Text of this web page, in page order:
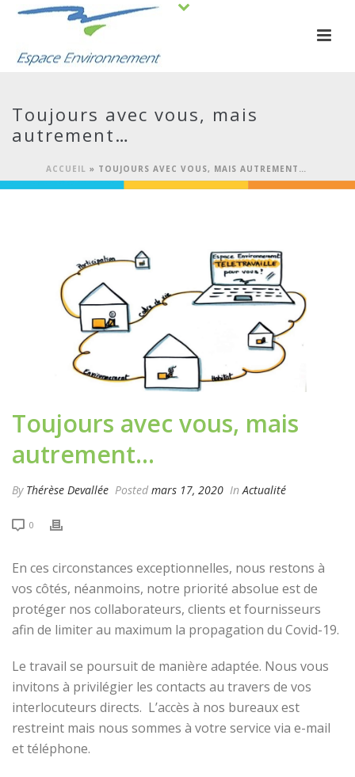
Toujours avec vous, mais
autrement…
ACCUEIL » TOUJOURS AVEC VOUS, MAIS AUTREMENT…
Toujours avec vous, mais
autrement…
By Thérèse Devallée Posted mars 17, 2020 InActualité
0
En ces circonstances exceptionnelles, nous restons à
vos côtés, néanmoins, notre priorité absolue est de
protéger nos collaborateurs, clients et fournisseurs
afin de limiter au maximum la propagation du Covid-19.
Le travail se poursuit de manière adaptée. Nous vous
invitons à privilégier les contacts au travers de vos
interlocuteurs directs. L’accès à nos bureaux est
restreint mais nous sommes à votre service via e-mail
et téléphone.